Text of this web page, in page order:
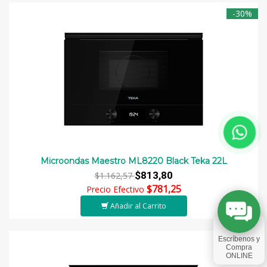
-30%
Microondas Maestro ML8220 Black Teka 22L
$1.162,57$813,80
Precio Efectivo $781,25
Añadir al Carrito
-30%